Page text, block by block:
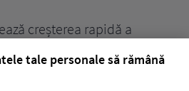
creșterea rapidă a
tale personale să rămână